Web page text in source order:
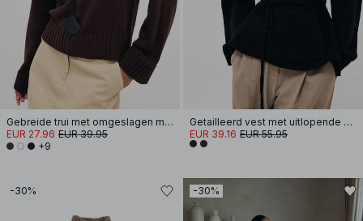
Gebreide trui met omgeslagen mouwen
EUR 27.96 EUR 39.95
+9
Getailleerd vest met uitlopende mouwen
EUR 39.16 EUR 55.95
-30% -30%